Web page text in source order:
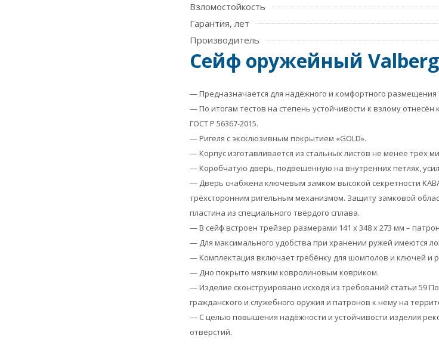
Взломостойкость
Гарантия, лет
Производитель
Сейф оружейный
— Предназначается для надёжного и комфортного размещения
— По итогам тестов на степень устойчивости к взлому отнесён
ГОСТ Р 56367-2015.
— Ригеля с эксклюзивным покрытием «GOLD».
— Корпус изготавливается из стальных листов не менее трёх
— Коробчатую дверь, подвешенную на внутренних петлях,
— Дверь снабжена ключевым замком высокой секретности
трёхсторонним ригельным механизмом. Защиту замковой
пластина из специального твёрдого сплава.
— В сейф встроен трейзер размерами 141 x 348 x 273 мм –
— Для максимального удобства при хранении ружей имеются
— Комплектация включает гребёнку для шомполов и ключей и
— Дно покрыто мягким ковролиновым ковриком.
— Изделие сконструировано исходя из требований статьи 59
гражданского и служебного оружия и патронов к нему на
— С целью повышения надёжности и устойчивости изделия
отверстий.